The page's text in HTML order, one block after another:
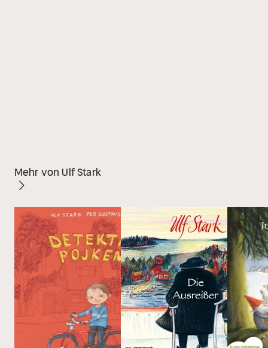
Mehr von Ulf Stark